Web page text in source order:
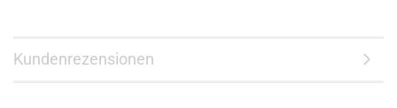
Kundenrezensionen